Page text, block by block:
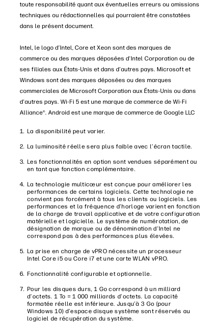
toute responsabilité quant aux éventuelles erreurs ou omissions
techniques ou rédactionnelles qui pourraient être constatées
dans le présent document.
Intel, le logo d’Intel, Core et Xeon sont des marques de
commerce ou des marques déposées d’Intel Corporation ou de
ses filiales aux États-Unis et dans d’autres pays. Microsoft et
Windows sont des marques déposées ou des marques
commerciales de Microsoft Corporation aux États-Unis ou dans
d’autres pays. Wi-Fi 5 est une marque de commerce de Wi-Fi
Alliance®. Android est une marque de commerce de Google LLC
La disponibilité peut varier.
La luminosité réelle sera plus faible avec l’écran tactile.
Les fonctionnalités en option sont vendues séparément ou
en tant que fonction complémentaire.
La technologie multicœur est conçue pour améliorer les
performances de certains logiciels. Cette technologie ne
convient pas forcément à tous les clients ou logiciels. Les
performances et la fréquence d’horloge varient en fonction
de la charge de travail applicative et de votre configuration
matérielle et logicielle. Le système de numérotation, de
désignation de marque ou de dénomination d’Intel ne
correspond pas à des performances plus élevées.
La prise en charge de vPRO nécessite un processeur
Intel Core i5 ou Core i7 et une carte WLAN vPRO.
Fonctionnalité configurable et optionnelle.
Pour les disques durs, 1 Go correspond à un milliard
d’octets. 1 To = 1 000 milliards d’octets. La capacité
formatée réelle est inférieure. Jusqu’à 3 Go (pour
Windows 10) d’espace disque système sont réservés au
logiciel de récupération du système.